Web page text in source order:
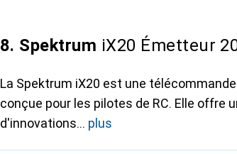
8. Spektrum iX20 Émetteur
La Spektrum iX20 est une
conçue pour les pilotes de RC. Elle
d'innovations
plus